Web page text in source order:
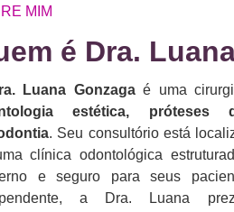
MIM
é Dra.
Luana Gonzagaé uma
estética, próteses
. Seu consultório está
clínica odontológica
e seguro para seus
a Dra. Luana